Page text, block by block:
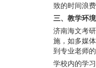
致的时间浪
三、教学环
济南海文考
施，如多媒
到专业老师
学校内的学